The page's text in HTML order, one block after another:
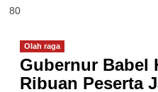
80
Olah raga
Gubernur Babel
Ribuan Peserta